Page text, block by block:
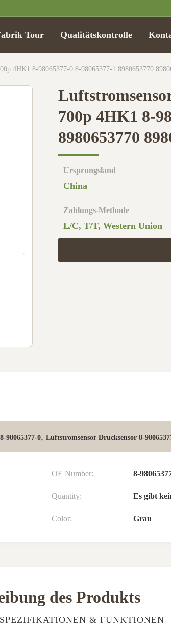
Tour Qualitätskontrolle
4HK1 8-98065377-0 8-98065377-1 8980653770
700p 4HK1 8-
8980653770
Ursprungsland
China
Zahlungs-Methode
L/C, T/T, Western Union
98065377-0, Luftstromsensor Drucksensor 8-
OE Number: 8-
Quantity: Es gibt
Color: Grau
des Produkts
& FUNKTIONEN